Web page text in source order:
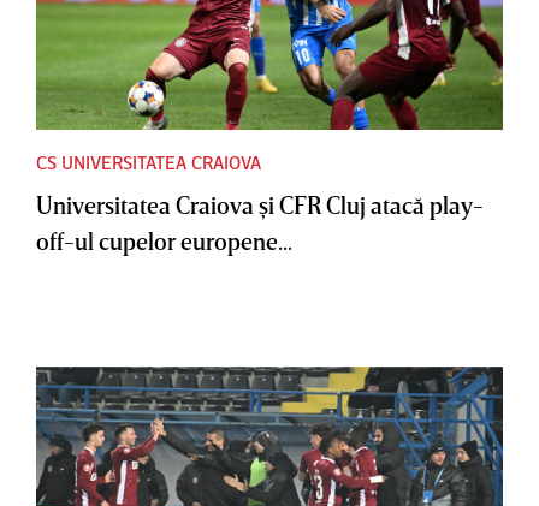
CS UNIVERSITATEA CRAIOVA
Universitatea Craiova şi CFR Cluj atacă play-
off-ul cupelor europene...